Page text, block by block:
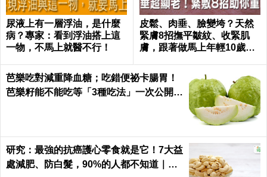
尿液上有一層浮油，是什麼
病？專家：看到浮油搭上這
一物，不馬上就醫不行！
皮鬆、肉垂、臉變垮？天然
緊膚8招撫平皺紋、收緊肌
膚，跟著做馬上年輕10歲！
芭樂吃對減重降血糖；吃錯便祕卡腸胃！
芭樂籽能不能吃等「3種吃法」一次公開｜
研究：最強的抗癌護心零食就是它！7大益
處減肥、防白髮，90%的人都不知道｜每